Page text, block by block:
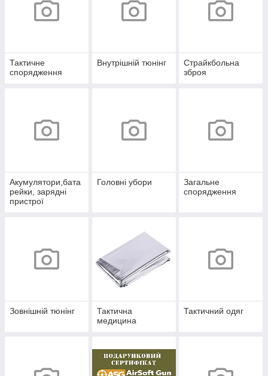
Тактичне
спорядження
Внутрішній тюнінг
Страйкбольна
зброя
Акумулятори,бата
рейки, зарядні
пристрої
Головні убори
Загальне
спорядження
Зовнішній тюнінг
Тактична
медицина
Тактичний одяг